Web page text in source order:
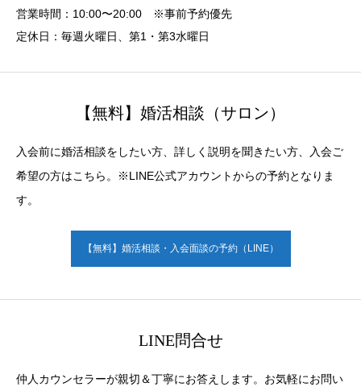
営業時間：10:00〜20:00 ※事前予約優先
定休日：毎週火曜日、第1・第3水曜日
【無料】婚活相談（サロン）
入会前に婚活相談をしたい方、詳しく説明を聞きたい方、入会ご
希望の方はこちら。※LINE公式アカウントからの予約となりま
す。
【無料】婚活相談・入会面談の予約（LINE）
LINE問合せ
仲人カウンセラーが親切＆丁寧にお答えします。お気軽にお問い